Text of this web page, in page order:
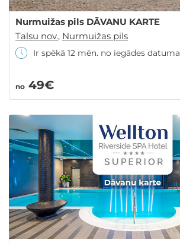
Nurmuižas pils DĀVANU KARTE
Talsu nov., Nurmuižas pils
Ir spēkā 12 mēn. no iegādes datuma
no 49€